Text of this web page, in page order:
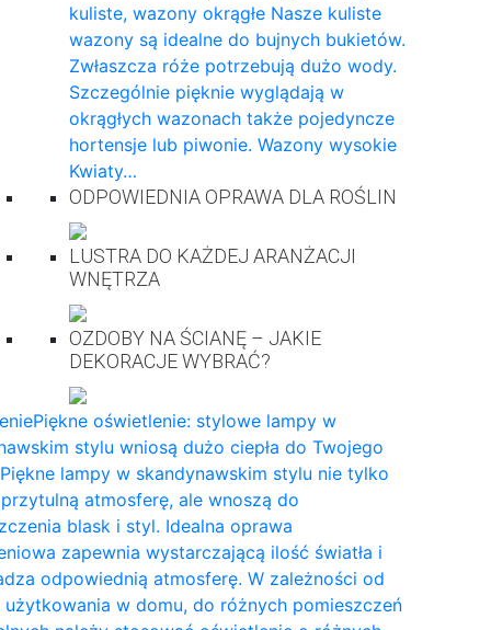
kuliste, wazony okrągłe Nasze kuliste
wazony są idealne do bujnych bukietów.
Zwłaszcza róże potrzebują dużo wody.
Szczególnie pięknie wyglądają w
okrągłych wazonach także pojedyncze
hortensje lub piwonie. Wazony wysokie
Kwiaty…
ODPOWIEDNIA OPRAWA DLA ROŚLIN
LUSTRA DO KAŻDEJ ARANŻACJI
WNĘTRZA
OZDOBY NA ŚCIANĘ – JAKIE
DEKORACJE WYBRAĆ?
Piękne oświetlenie: stylowe lampy w
stylu wniosą dużo ciepła do Twojego
lampy w skandynawskim stylu nie tylko
atmosferę, ale wnoszą do
blask i styl. Idealna oprawa
zapewnia wystarczającą ilość światła i
odpowiednią atmosferę. W zależności od
użytkowania w domu, do różnych pomieszczeń